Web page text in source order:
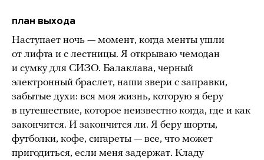
план выхода
Наступает ночь — момент, когда менты ушли
от лифта и с лестницы. Я открываю чемодан
и сумку для СИЗО. Балаклава, черный
электронный браслет, наши звери с заправки,
забытые духи: вся моя жизнь, которую я беру
в путешествие, которое неизвестно когда, где и как
закончится. И закончится ли. Я беру шорты,
футболки, кофе, сигареты — все, что может
пригодиться, если меня задержат. Кладу